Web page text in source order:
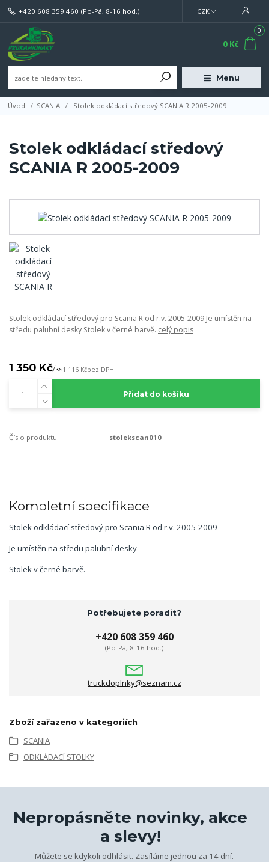
Menu
CZK
+420 608 359 460 (Po-Pá, 8-16 hod.)
0
0 Kč
Úvod SCANIA Stolek odkládací středový SCANIA R 2005-2009
Stolek odkládací středový
SCANIA R 2005-2009
Stolek odkládací středový pro Scania R od r.v. 2005-2009 Je umístěn na
středu palubní desky Stolek v černé barvě. celý popis
1 350 Kč/ks1 116 Kčbez DPH
Přidat do košíku
Číslo produktu: stolekscan010
Kompletní specifikace
Stolek odkládací středový pro Scania R od r.v. 2005-2009
Je umístěn na středu palubní desky
Stolek v černé barvě.
Potřebujete poradit?
+420 608 359 460
(Po-Pá, 8-16 hod.)
truckdoplnky@seznam.cz
Zboží zařazeno v kategoriích
SCANIA
ODKLÁDACÍ STOLKY
Nepropásněte novinky, akce
a slevy!
Můžete se kdykoli odhlásit. Zasíláme jednou za 14 dní.